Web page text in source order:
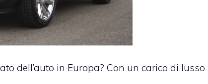
dell’auto in Europa? Con un carico di lusso